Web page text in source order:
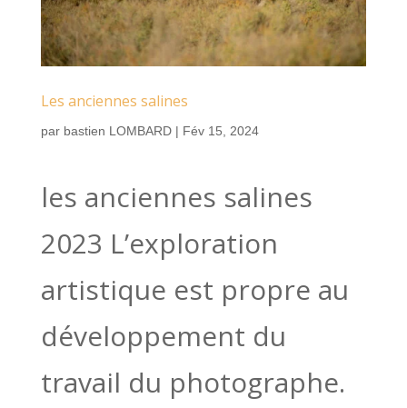
Les anciennes salines
par bastien LOMBARD| Fév 15, 2024
les anciennes salines
2023 L’exploration
artistique est propre au
développement du
travail du photographe.